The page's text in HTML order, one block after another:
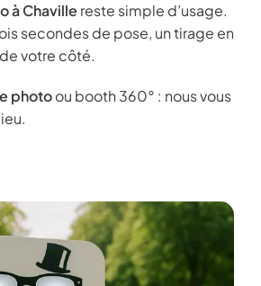
à Chaville reste simple d’usage.
secondes de pose, un tirage en
votre côté.
photoou booth 360° : nous vous